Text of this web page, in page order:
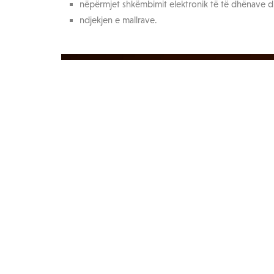
nëpërmjet shkëmbimit elektronik të të dhënave
ndjekjen e mallrave.